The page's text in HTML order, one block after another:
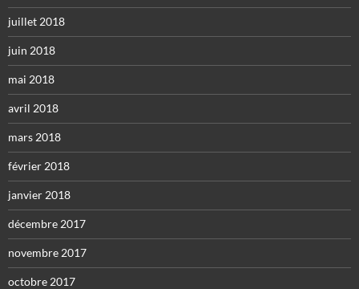
juillet 2018
juin 2018
mai 2018
avril 2018
mars 2018
février 2018
janvier 2018
décembre 2017
novembre 2017
octobre 2017